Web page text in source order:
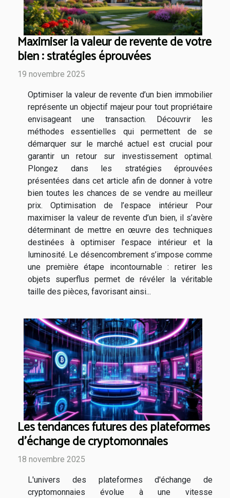
Maximiser la valeur de revente de votre
bien : stratégies éprouvées
19 novembre 2025
Optimiser la valeur de revente d’un bien immobilier
représente un objectif majeur pour tout propriétaire
envisageant une transaction. Découvrir les
méthodes essentielles qui permettent de se
démarquer sur le marché actuel est crucial pour
garantir un retour sur investissement optimal.
Plongez dans les stratégies éprouvées
présentées dans cet article afin de donner à votre
bien toutes les chances de se vendre au meilleur
prix. Optimisation de l’espace intérieur Pour
maximiser la valeur de revente d’un bien, il s’avère
déterminant de mettre en œuvre des techniques
destinées à optimiser l’espace intérieur et la
luminosité. Le désencombrement s’impose comme
une première étape incontournable : retirer les
objets superflus permet de révéler la véritable
taille des pièces, favorisant ainsi...
Les tendances futures des plateformes
d'échange de cryptomonnaies
18 novembre 2025
L'univers des plateformes d'échange de
cryptomonnaies évolue à une vitesse